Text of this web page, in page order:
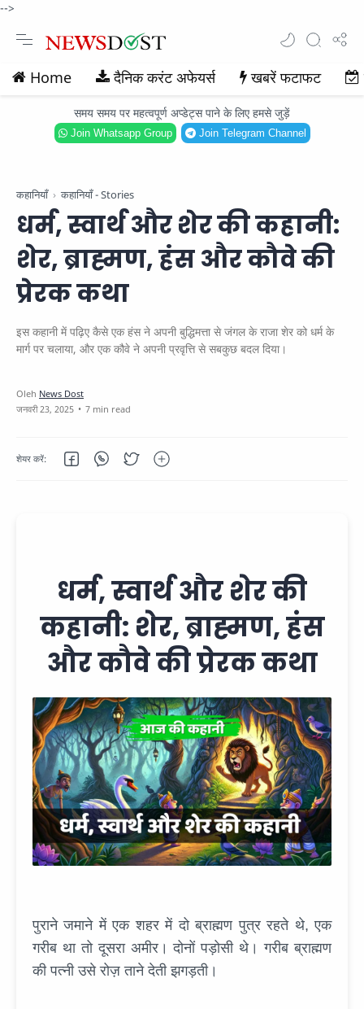
-->
Home दैनिक करंट अफेयर्स खबरें फटाफट
समय समय पर महत्वपूर्ण अप्डेट्स पाने के लिए हमसे जुड़ें
Join Whatsapp Group Join Telegram Channel
कहानियाँ कहानियाँ - Stories
धर्म, स्वार्थ और शेर की कहानी:
शेर, ब्राह्मण, हंस और कौवे की
प्रेरक कथा
इस कहानी में पढ़िए कैसे एक हंस ने अपनी बुद्धिमत्ता से जंगल के राजा शेर को धर्म के
मार्ग पर चलाया, और एक कौवे ने अपनी प्रवृत्ति से सबकुछ बदल दिया।
7 min read
धर्म, स्वार्थ और शेर की
कहानी: शेर, ब्राह्मण, हंस
और कौवे की प्रेरक कथा
पुराने जमाने में एक शहर में दो ब्राह्मण पुत्र रहते थे, एक
गरीब था तो दूसरा अमीर। दोनों पड़ोसी थे। गरीब ब्राह्मण
की पत्नी उसे रोज़ ताने देती झगड़ती।